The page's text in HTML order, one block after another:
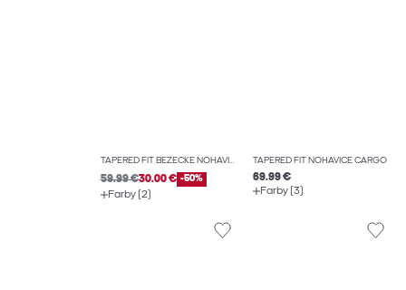
TAPERED FIT BEŽECKÉ NOHAVICE
59.99 €30.00 € -50%
Farby (2)
TAPERED FIT NOHAVICE CARGO
69.99 €
Farby (3)